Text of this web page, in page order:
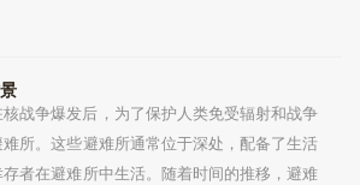
战争爆发后，为了保护人类免受辐射和战争
所。这些避难所通常位于深处，配备了生活
者在避难所中生活。随着时间的推移，避难